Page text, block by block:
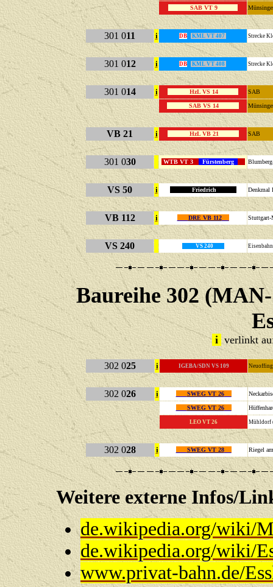
SAB VT 9
301 011 i DB KML VT 407 Strecke
301 012 i DB KML VT 408 Strecke
301 014 i HzL VS 14
SAB VS 14
VB 21 i HzL VB 21
301 030 WTB VT 3 Fürstenberg
VS 50 i Friedrich
VB 112 i DRE VB 112
VS 240 VS 240
Baureihe 302
i verlinkt
302 025 i IGEBA/SDN VS 109
302 026 i SWEG VT 26
SWEG VT 26
LEO VT 26 Mühldorf
302 028 i SWEG VT 28 Riegel
Weitere externe
de.wikipedia.org/wiki/
de.wikipedia.org/wiki/
www.privat-bahn.de/